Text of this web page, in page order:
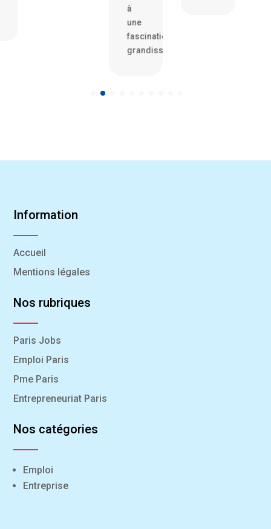
à
une
fascination
grandissante
Information
Accueil
Mentions légales
Nos rubriques
Paris Jobs
Emploi Paris
Pme Paris
Entrepreneuriat Paris
Nos catégories
Emploi
Entreprise